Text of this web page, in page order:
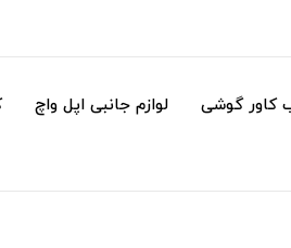
کاور گوشی لوازم جانبی اپل واچ